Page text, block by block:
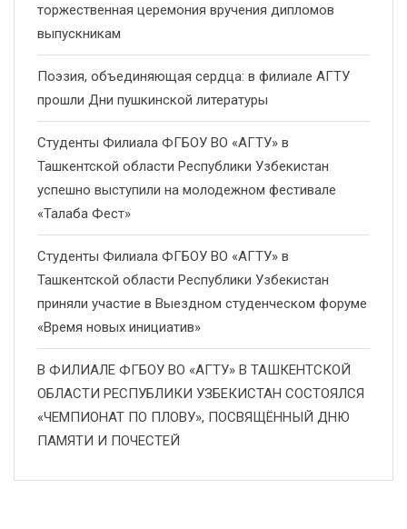
торжественная церемония вручения дипломов
выпускникам
Поэзия, объединяющая сердца: в филиале АГТУ
прошли Дни пушкинской литературы
Студенты Филиала ФГБОУ ВО «АГТУ» в
Ташкентской области Республики Узбекистан
успешно выступили на молодежном фестивале
«Талаба Фест»
Студенты Филиала ФГБОУ ВО «АГТУ» в
Ташкентской области Республики Узбекистан
приняли участие в Выездном студенческом форуме
«Время новых инициатив»
В ФИЛИАЛЕ ФГБОУ ВО «АГТУ» В ТАШКЕНТСКОЙ
ОБЛАСТИ РЕСПУБЛИКИ УЗБЕКИСТАН СОСТОЯЛСЯ
«ЧЕМПИОНАТ ПО ПЛОВУ», ПОСВЯЩЁННЫЙ ДНЮ
ПАМЯТИ И ПОЧЕСТЕЙ